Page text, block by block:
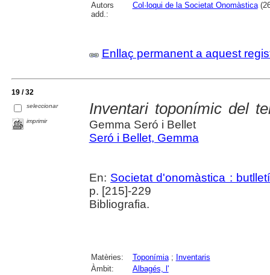
Autors
add.:
Col·loqui de la Societat Onomàstica
Enllaç permanent a aquest
19 / 32
seleccionar
imprimir
Inventari toponímic del
Gemma Seró i Bellet
Seró i Bellet, Gemma
En: Societat d'onomàstica :
p. [215]-229
Bibliografia.
Matèries: Toponímia; Inventaris
Àmbit:
Albagés, l'